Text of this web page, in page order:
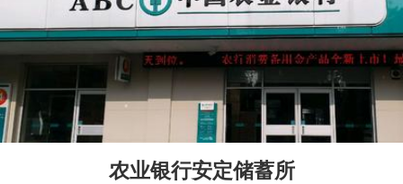
农业银行安定储蓄所